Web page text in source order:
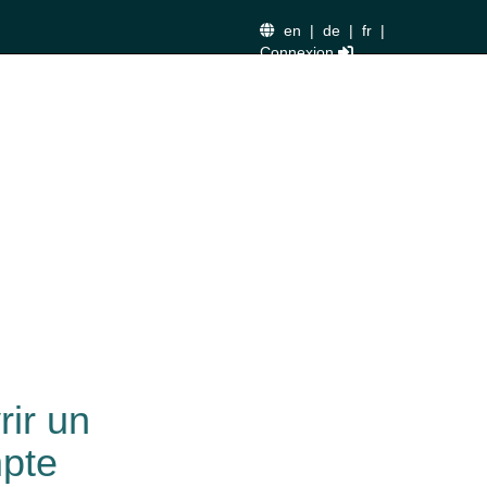
en | de | fr |
Connexion
un